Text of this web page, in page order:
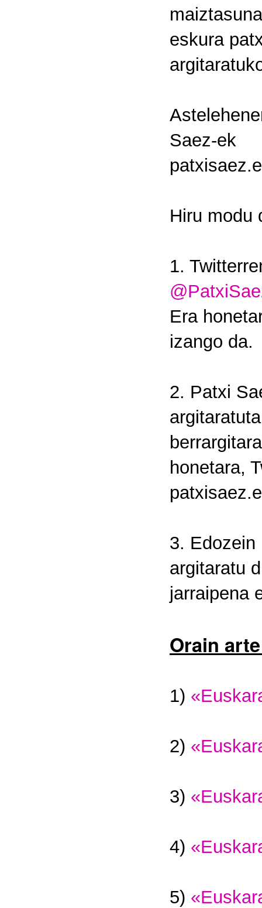
eskura
Saez-ek
Hiru modu
1.
Era
izango da.
2. Patxi
honetara,
3.
argitaratu
jarraipena
Orain
1)
2)
3)
4)
5)